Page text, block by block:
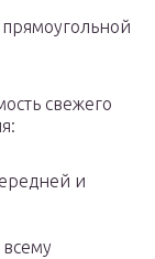
свежего
и